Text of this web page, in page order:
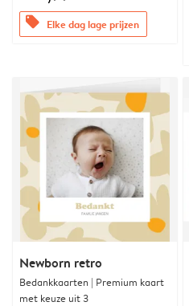
offers Elke dag lage prijzen
Newborn retro
Bedankkaarten | Premium kaart
met keuze uit 3